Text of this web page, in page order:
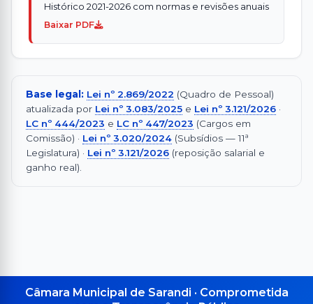
Histórico 2021-2026 com normas e revisões anuais
Baixar PDF
Base legal: Lei nº 2.869/2022 (Quadro de Pessoal)
atualizada por Lei nº 3.083/2025 e Lei nº 3.121/2026 ·
LC nº 444/2023 e LC nº 447/2023 (Cargos em
Comissão) · Lei nº 3.020/2024 (Subsídios — 11ª
Legislatura) · Lei nº 3.121/2026 (reposição salarial e
ganho real).
Câmara Municipal de Sarandi · Comprometida